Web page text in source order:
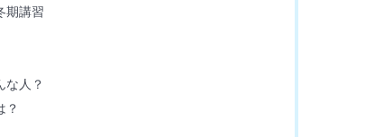
期講習
な人？
？